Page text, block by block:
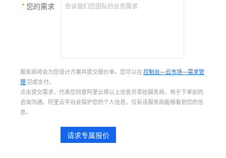
您的需求
服务商将会为您设计方案并提交报价单。您可以在控制台—云市场—需求管
理完成支付。
点击提交需求，代表您同意阿里云将以上信息共享给服务商，用于下单前的
咨询沟通。阿里云平台会保护您的个人信息，仅有该服务商能够看到您的信
息。
请求专属报价